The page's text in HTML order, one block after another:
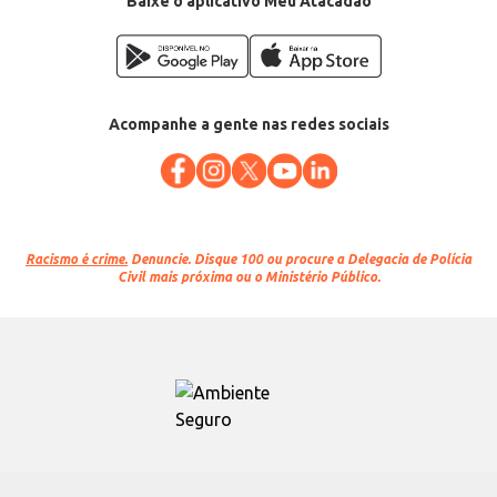
Acompanhe a gente nas redes sociais
Racismo é crime. Denuncie. Disque 100 ou procure a Delegacia de Polícia
Civil mais próxima ou o Ministério Público.